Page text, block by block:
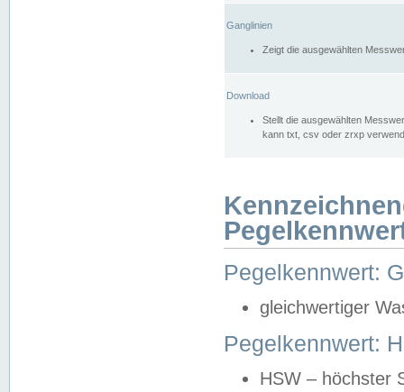
Ganglinien
Zeigt die ausgewählten
Download
Stellt die ausgewählten
kann txt, csv oder zrxp
Pegelkennwert:
gleichwertiger
Pegelkennwert:
HSW – höchster